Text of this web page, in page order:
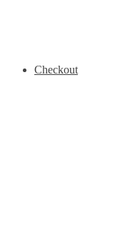
Checkout